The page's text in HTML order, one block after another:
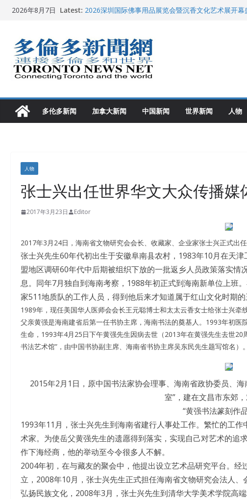
Skip2026年8月7日 Latest: 2026深圳国际佛事用品展览会暨沉香文化艺术展开幕
2026加拿大青少年儿童绘画比赛颁奖典礼多伦多举行
龚晓华参加多伦多骄傲大游行 与市民分享竞选理念
多伦多市长选举拉开帷幕 多名华人候选人宣布角逐
多伦多新闻 加拿大新闻 中国新闻 世界新闻 人物
人物
张士兴出任世界华文大众传播媒
2017年3月23日 Editor
2017年3月24日，海南省文物研究会会长、收藏家、企业家张士兴正式出
张士兴先生60年代初出生于安徽阜南县农村，1983年10月在天
盟地区调研60年代中后期被组织下放的一批返乡人员政策落实
息。同年7月独自到海南考察，1988年初正式到海南新单位上班
家511地质队的工作人员，得到他后来才知道属于红山文化时期
1989年，现任美国华人医师会会长王元聪博士和太太云香女士给张士兴
父亲黄强是海南建省后第一任书协主席，海南书法的奠基人。1993年初
生命，1993年4月25日下午黄强先生因病去世（2013年在黄强先生去世
书法艺术馆”，由中国书协副主席、海南省书协主席吴东民先生题写馆名）。
2015年2月1日，原中国书法家协会理事、海南省政协委员、
室”，建在文昌市东郊，
“黄强书法篆刻作
1993年11月，张士兴先生到海南省建行人事处工作。繁忙的工
术家。为使岳父黄强先生的遗愿得到落实，实现自己对艺术的追
作下海经商，他的举动至今令很多人不解。
2004年初，在与藏友的聚会中，他提出设立艺术品研究平台。
立，2008年10月，张士兴先生正式担任海南省文物研究会法人
弘扬民族文化，2008年3月，张士兴先生到清华大学美术学院高